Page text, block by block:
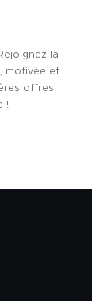
la
motivée et
offres
!